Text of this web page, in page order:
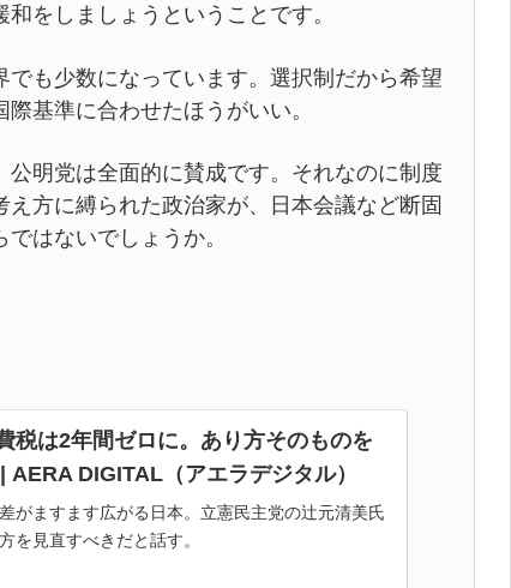
をしましょうということです。
も少数になっています。選択制だから希望
基準に合わせたほうがいい。
明党は全面的に賛成です。それなのに制度
方に縛られた政治家が、日本会議など断固
はないでしょうか。
税は2年間ゼロに。あり方そのものを
AERA DIGITAL（アエラデジタル）
がますます広がる日本。立憲民主党の辻元清美氏
を見直すべきだと話す。